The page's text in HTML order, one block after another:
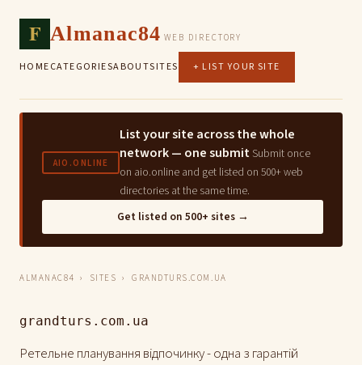
F Almanac84 WEB DIRECTORY
HOMECATEGORIESABOUTSITES + LIST YOUR SITE
AIO.ONLINE
List your site across the whole
network — one submit Submit once
on aio.online and get listed on 500+ web
directories at the same time.
Get listed on 500+ sites →
ALMANAC84 › SITES › GRANDTURS.COM.UA
grandturs.com.ua
Ретельне планування відпочинку - одна з гарантій